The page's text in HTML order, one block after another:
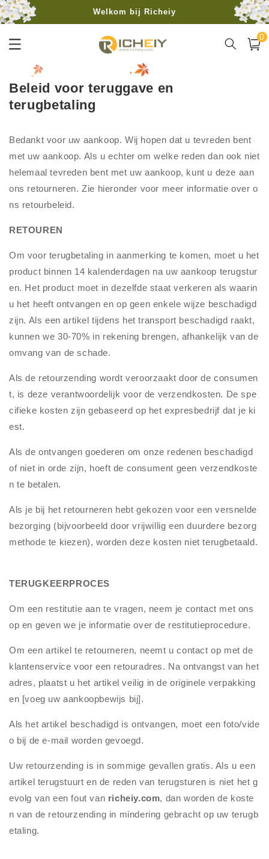
Meteen
naar de
content
Welkom bij Richeiy
Gratis verzending vanaf 40€ 0
Beleid voor teruggave en
terugbetaling
Bedankt voor uw aankoop. Wij hopen dat u tevreden bent
met uw aankoop. Als u echter om welke reden dan ook niet
helemaal tevreden bent met uw aankoop, kunt u deze aan
ons retourneren. Zie hieronder voor meer informatie over o
ns retourbeleid.
RETOUREN
Om voor terugbetaling in aanmerking te komen, moet u het
product binnen 14 kalenderdagen na uw aankoop terugstur
en. Het product moet in dezelfde staat verkeren als waarin
u het heeft ontvangen en op geen enkele wijze beschadigd
zijn. Als een artikel tijdens het transport beschadigd raakt,
kunnen we 30-70% in rekening brengen, afhankelijk van de
omvang van de schade.
Als de retourzending wordt veroorzaakt door de consumen
t, is deze verantwoordelijk voor de verzendkosten. De spe
cifieke kosten zijn gebaseerd op het expresbedrijf dat je ki
est.
Als de ontvangen goederen om onze redenen beschadigd
of niet in orde zijn, hoeft de consument geen verzendkoste
n te betalen.
Als je bij het retourneren hebt gekozen voor een versnelde
bezorging (bijvoorbeeld door vrijwillig een duurdere bezorg
methode te kiezen), worden deze kosten niet terugbetaald.
TERUGKEERPROCES
Om een restitutie aan te vragen, neem je contact met ons
op en geven we je informatie over de restitutieprocedure.
Om een artikel te retourneren, neemt u contact op met de
klantenservice voor een retouradres. Na ontvangst van het
adres, plaatst u het artikel veilig in de originele verpakking
en [voeg uw aankoopbewijs bij].
Als het artikel beschadigd is ontvangen, moet een foto/vide
o bij de e-mail worden gevoegd.
Uw retourzending is in sommige gevallen gratis. Als u een
artikel terugstuurt en de reden van terugsturen is niet het g
evolg van een fout van richeiy.com, dan worden de koste
n van de retourzending in mindering gebracht op uw terugb
etaling.